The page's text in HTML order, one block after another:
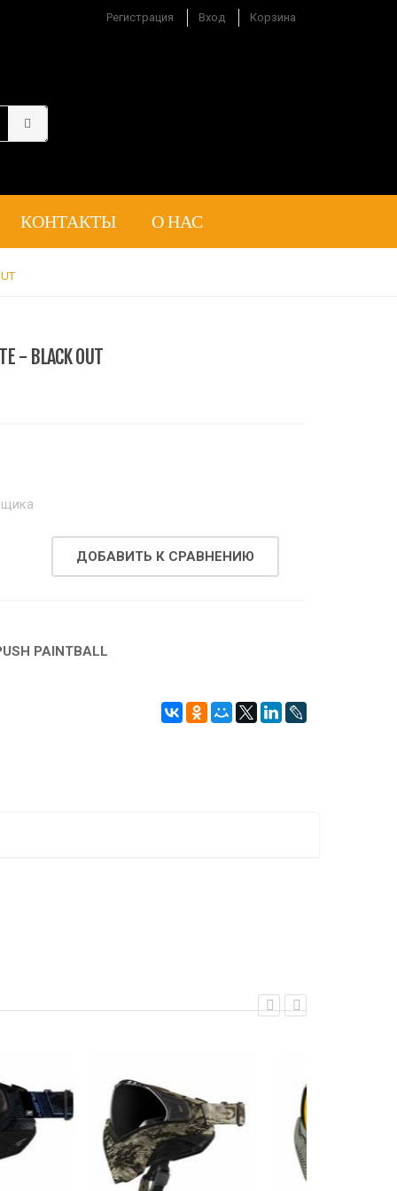
Регистрация Вход Корзина
КОНТАКТЫ О НАС
- BLACK OUT
ДОБАВИТЬ К СРАВНЕНИЮ
PAINTBALL